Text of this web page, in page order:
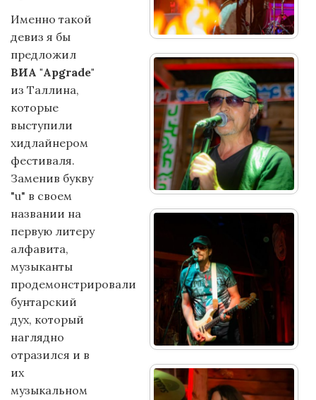
Именно такой
девиз я бы
предложил
ВИА "Apgrade"
из Таллина,
которые
выступили
хидлайнером
фестиваля.
Заменив букву
"u" в своем
названии на
первую литеру
алфавита,
музыканты
продемонстрировали
бунтарский
дух, который
наглядно
отразился и в
их
музыкальном